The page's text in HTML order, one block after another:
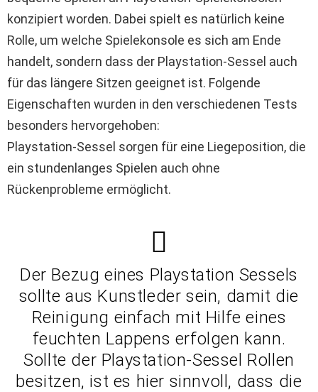
konzipiert worden. Dabei spielt es natürlich keine
Rolle, um welche Spielekonsole es sich am Ende
handelt, sondern dass der Playstation-Sessel auch
für das längere Sitzen geeignet ist. Folgende
Eigenschaften wurden in den verschiedenen Tests
besonders hervorgehoben:
Playstation-Sessel sorgen für eine Liegeposition, die
ein stundenlanges Spielen auch ohne
Rückenprobleme ermöglicht.
Der Bezug eines Playstation Sessels
sollte aus Kunstleder sein, damit die
Reinigung einfach mit Hilfe eines
feuchten Lappens erfolgen kann.
Sollte der Playstation-Sessel Rollen
besitzen, ist es hier sinnvoll, dass die